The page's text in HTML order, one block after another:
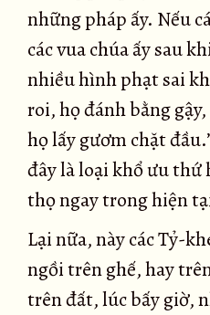
những pháp ấy. Nếu
các vua chúa ấy sau
nhiều hình phạt sai
roi, họ đánh bằng
họ lấy gươm chặt
đây là loại khổ ưu thứ
thọ ngay trong hiện
Lại nữa, này các Tỷ-
ngồi trên ghế, hay
trên đất, lúc bấy giờ,